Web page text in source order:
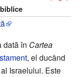
dată în Cartea
, el ducând
Israelului. Este